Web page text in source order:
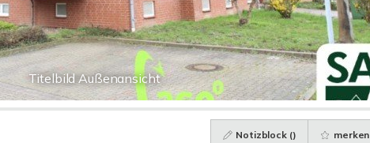
Titelbild Außenansicht
Notizblock () merken